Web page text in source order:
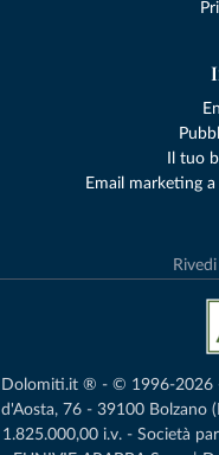
Il tuo
Email marketing
Dolomiti.it ® - © 1996-2026 -
d'Aosta, 76 - 39100 Bolzano
1.825.000,00 i.v. - Società